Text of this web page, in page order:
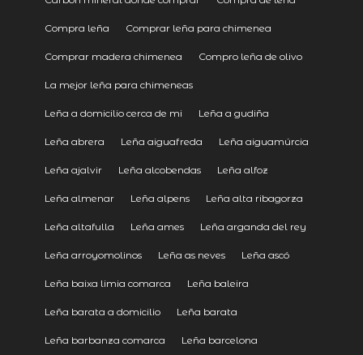
Compra leña Comprar leña para chimenea
Comprar madera chimenea Compro leña de olivo
La mejor leña para chimeneas
Leña a domicilio cerca de mi Leña a gudiña
Leña abrera Leña aiguafreda Leña aiguamúrcia
Leña ajalvir Leña alcobendas Leña alfoz
Leña almenar Leña alpens Leña alta ribagorza
Leña altafulla Leña ames Leña arganda del rey
Leña arroyomolinos Leña as neves Leña ascó
Leña baixa limia comarca Leña baleira
Leña barata a domicilio Leña barata
Leña barbanza comarca Leña barcelona